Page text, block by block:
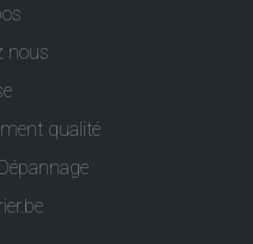
nous
qualité